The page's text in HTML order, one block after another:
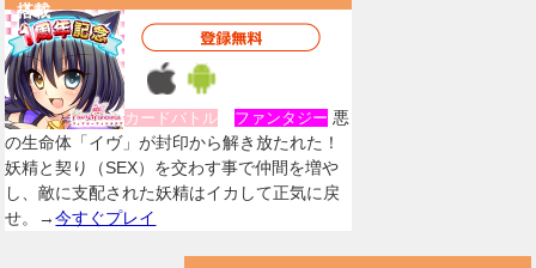
搭載
カードバトル ファンタジー 悪
の生命体「イヴ」が封印から解き放たれた！
妖精と契り（SEX）を交わす事で仲間を増や
し、敵に支配された妖精はイカして正気に戻
せ。→今すぐプレイ